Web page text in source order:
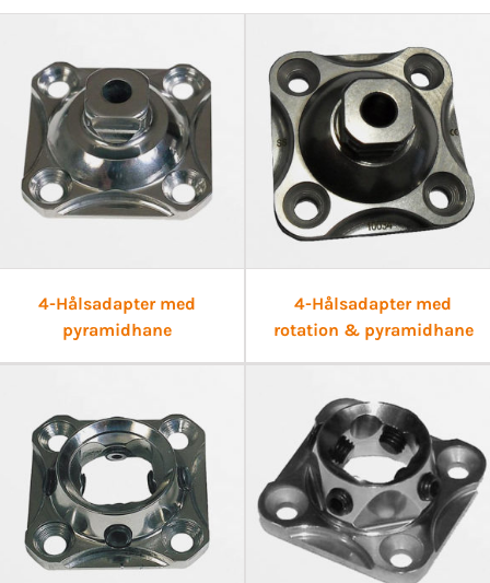
4-Hålsadapter med
pyramidhane
4-Hålsadapter med
rotation & pyramidhane